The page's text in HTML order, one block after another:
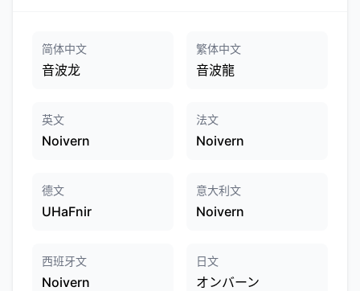
简体中文
音波龙
繁体中文
音波龍
英文
Noivern
法文
Noivern
德文
UHaFnir
意大利文
Noivern
西班牙文
Noivern
日文
オンバーン